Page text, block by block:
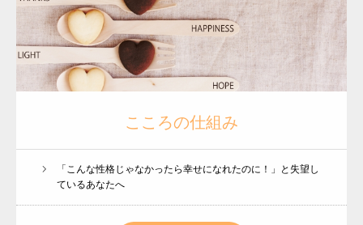
こころの仕組み
「こんな性格じゃなかったら幸せになれたのに！」と失望し
ているあなたへ